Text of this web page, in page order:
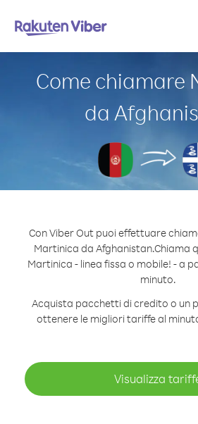
Come chiamare
da
Con Viber Out puoi effettuare
Martinica da Afghanistan.Chiama
Martinica - linea fissa o mobile! - a
minuto.
Acquista pacchetti di credito o un
ottenere le migliori tariffe al
Visualizza